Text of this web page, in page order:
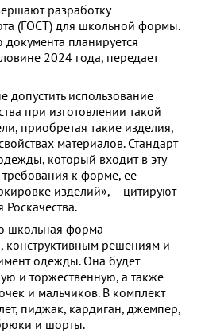
разработку
(ГОСТ) для школьной формы.
планируется
2024 года, передает
допустить использование
при изготовлении такой
приобретая такие изделия,
материалов. Стандарт
который входит в эту
к форме, ее
изделий», – цитируют
Роскачества.
школьная форма –
решениям и
одежды. Она будет
и торжественную, а также
и мальчиков. В комплект
пиджак, кардиган, джемпер,
и шорты.